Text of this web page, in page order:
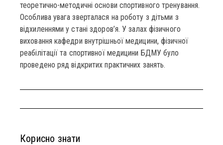
теоретично-методичні основи спортивного тренування.
Особлива увага зверталася на роботу з дітьми з
відхиленнями у стані здоров’я. У залах фізичного
виховання кафедри внутрішньої медицини, фізичної
реабілітації та спортивної медицини БДМУ було
проведено ряд відкритих практичних занять.
Корисно знати